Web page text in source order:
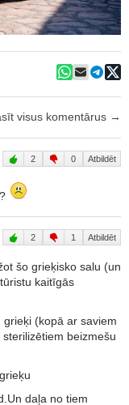
visus komentārus →
2 0 Atbildēt
2 1 Atbildēt
šo grieķisko salu (un
kaitīgās
(kopā ar saviem
beizmešu
daļa no tiem